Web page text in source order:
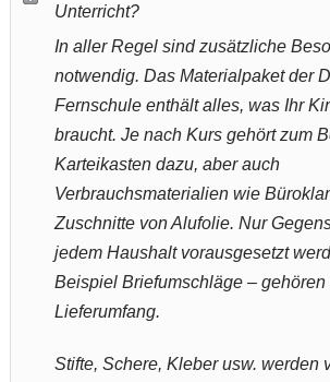
Unterricht?
In aller Regel sind zusätzliche
notwendig. Das Materialpaket der
Fernschule enthält alles, was Ihr
braucht. Je nach Kurs gehört zum
Karteikasten dazu, aber auch
Verbrauchsmaterialien wie
Zuschnitte von Alufolie. Nur
jedem Haushalt vorausgesetzt
Beispiel Briefumschläge – gehören
Lieferumfang.
Stifte, Schere, Kleber usw. werden